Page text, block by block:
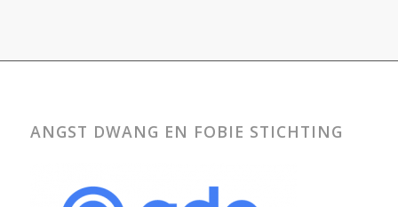
ANGST DWANG EN FOBIE STICHTING